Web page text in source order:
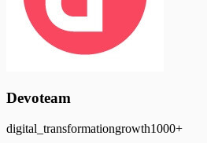
Devoteam
digital_transformationgrowth1000+